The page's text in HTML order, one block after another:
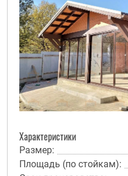
Характеристики
Размер:
Площадь (по стойкам):